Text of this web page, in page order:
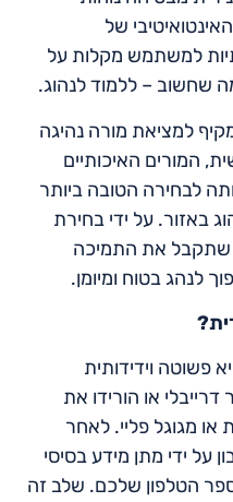
של
למשתמש מקלות על
שחשוב – ללמוד לנהוג.
למציאת מורה נהיגה
המורים האיכותיים
לבחירה הטובה ביותר
באזור. על ידי בחירת
שתקבל את התמיכה
לנהג בטוח ומיומן.
?
פשוטה וידידותית
או הורידו את
או מגוגל פליי. לאחר
על ידי מתן מידע בסיסי
הטלפון שלכם. שלב זה